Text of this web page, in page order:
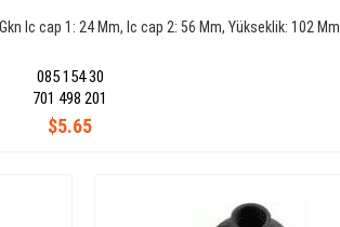
Ic cap 1: 24 Mm, Ic cap 2: 56 Mm, Yükseklik: 102 Mm
085 154 30
$5.65
701 498 201